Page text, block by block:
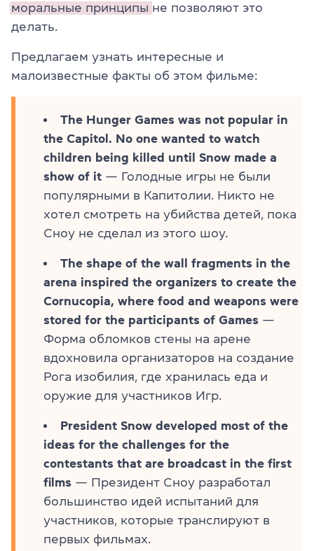
моральные принципы не позволяют это
делать.
Предлагаем узнать интересные и
малоизвестные факты об этом фильме:
The Hunger Games was not popular in
the Capitol. No one wanted to watch
children being killed until Snow made a
show of it — Голодные игры не были
популярными в Капитолии. Никто не
хотел смотреть на убийства детей, пока
Сноу не сделал из этого шоу.
The shape of the wall fragments in the
arena inspired the organizers to create the
Cornucopia, where food and weapons were
stored for the participants of Games —
Форма обломков стены на арене
вдохновила организаторов на создание
Рога изобилия, где хранилась еда и
оружие для участников Игр.
President Snow developed most of the
ideas for the challenges for the
contestants that are broadcast in the first
films — Президент Сноу разработал
большинство идей испытаний для
участников, которые транслируют в
первых фильмах.